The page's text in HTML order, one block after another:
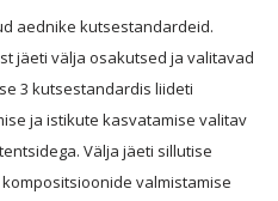
aednike kutsestandardeid.
jäeti välja osakutsed ja valitavad
3 kutsestandardis liideti
ja istikute kasvatamise valitav
Välja jäeti sillutise
valmistamise